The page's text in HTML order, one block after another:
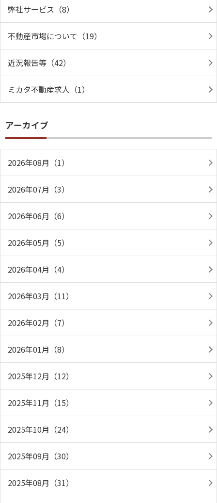
弊社サービス（8）
不動産市場について（19）
近況報告等（42）
ミカタ不動産求人（1）
アーカイブ
2026年08月（1）
2026年07月（3）
2026年06月（6）
2026年05月（5）
2026年04月（4）
2026年03月（11）
2026年02月（7）
2026年01月（8）
2025年12月（12）
2025年11月（15）
2025年10月（24）
2025年09月（30）
2025年08月（31）